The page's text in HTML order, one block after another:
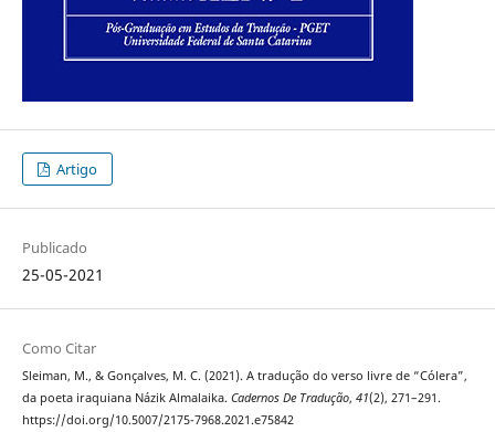
Artigo
Publicado
25-05-2021
Como Citar
Sleiman, M., & Gonçalves, M. C. (2021). A tradução do verso livre de “Cólera”,
da poeta iraquiana Názik Almalaika. Cadernos De Tradução, 41(2), 271–291.
https://doi.org/10.5007/2175-7968.2021.e75842